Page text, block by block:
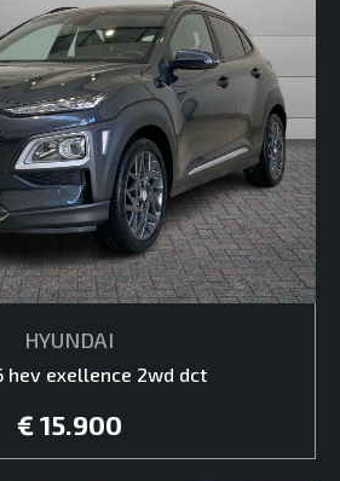
HYUNDAI
hev exellence 2wd dct
€ 15.900